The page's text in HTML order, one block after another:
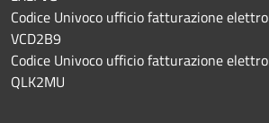
Codice Univoco ufficio fatturazione
VCD2B9
Codice Univoco ufficio fatturazione
QLK2MU